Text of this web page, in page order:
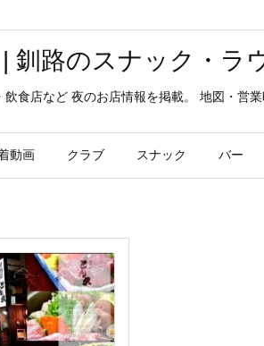
釧路のスナック・ラ
食店など 夜のお店情報を掲載。 地図・営
動画 クラブ スナック バー